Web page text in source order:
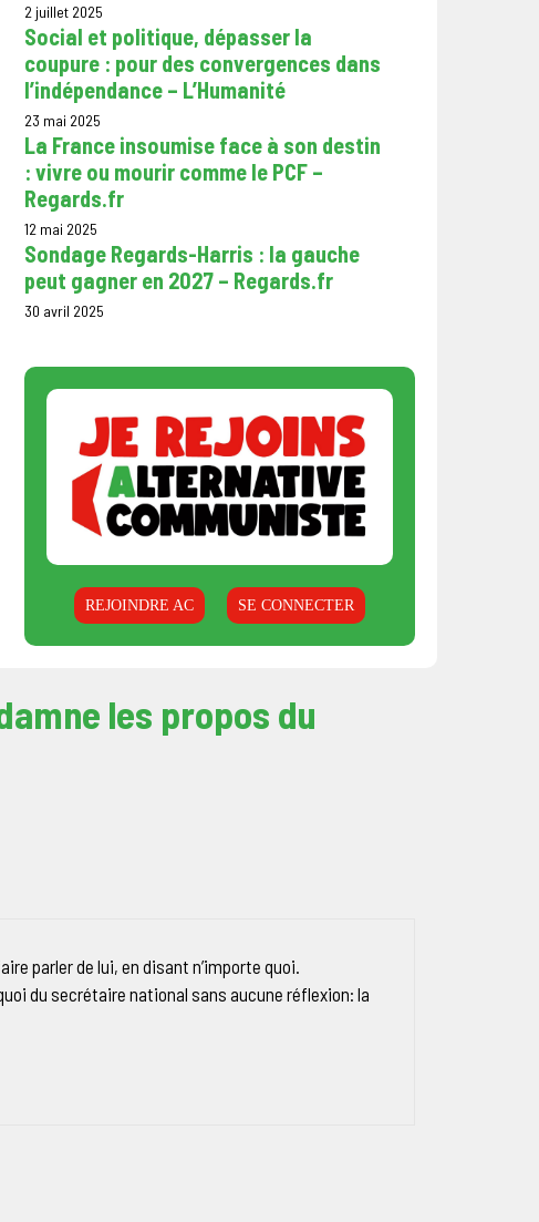
2 juillet 2025
Social et politique, dépasser la
coupure : pour des convergences dans
l’indépendance – L’Humanité
23 mai 2025
La France insoumise face à son destin
: vivre ou mourir comme le PCF –
Regards.fr
12 mai 2025
Sondage Regards-Harris : la gauche
peut gagner en 2027 – Regards.fr
30 avril 2025
REJOINDRE AC SE CONNECTER
les propos du
parler de lui, en disant n’importe quoi.
du secrétaire national sans aucune réflexion: la